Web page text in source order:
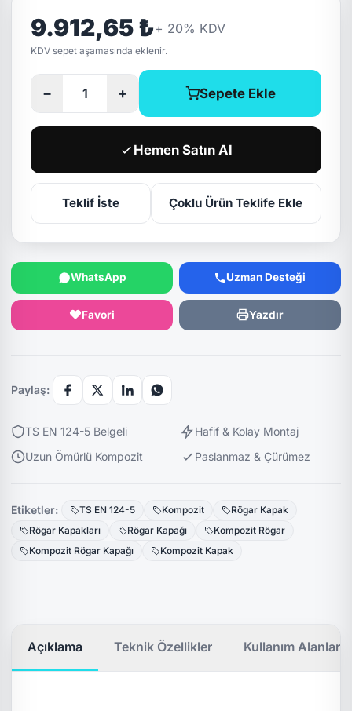
9.912,65 ₺+ 20% KDV
KDV sepet aşamasında eklenir.
− + Sepete Ekle
Hemen Satın Al
Teklif İste Çoklu Ürün Teklife Ekle
WhatsApp Uzman Desteği
Favori Yazdır
Paylaş:
TS EN 124-5 Belgeli
Hafif & Kolay Montaj
Uzun Ömürlü Kompozit
Paslanmaz & Çürümez
Etiketler: TS EN 124-5 Kompozit
Rögar Kapak
Rögar Kapakları
Rögar Kapağı
Kompozit Rögar
Kompozit Rögar Kapağı
Kompozit Kapak
Açıklama Teknik Özellikler Kullanım Alanları